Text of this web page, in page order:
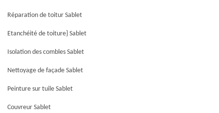
Réparation de toitur Sablet
Etanchéité de toiture} Sablet
Isolation des combles Sablet
Nettoyage de façade Sablet
Peinture sur tuile Sablet
Couvreur Sablet